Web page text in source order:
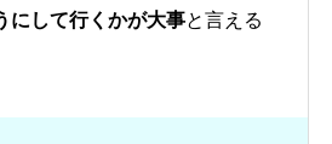
にして行くかが大事と言える